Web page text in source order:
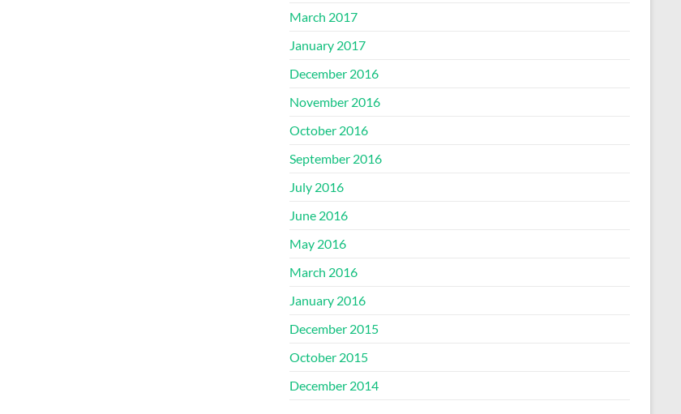
March 2017
January 2017
December 2016
November 2016
October 2016
September 2016
July 2016
June 2016
May 2016
March 2016
January 2016
December 2015
October 2015
December 2014